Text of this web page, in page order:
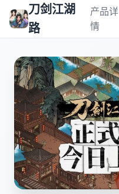
刀剑江湖
路
产品详
情